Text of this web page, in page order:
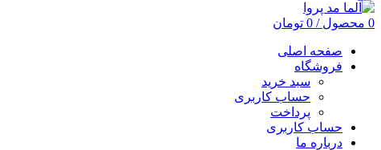
0 محصول /
0 تومان
صفحه اصلی
فروشگاه
سبد خرید
حساب کاربری
پرداخت
حساب کاربری
درباره ما